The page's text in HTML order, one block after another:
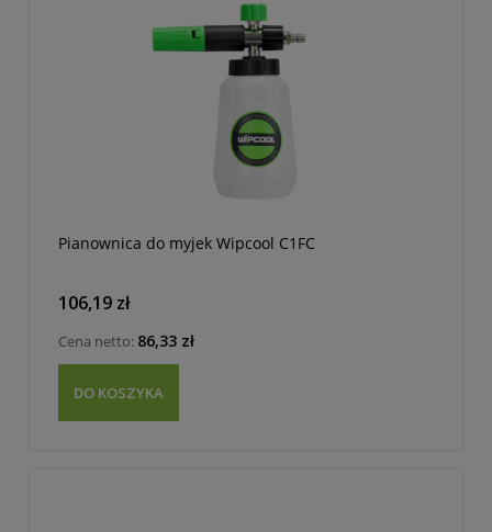
Pianownica do myjek Wipcool C1FC
106,19 zł
Cena netto: 86,33 zł
DO KOSZYKA